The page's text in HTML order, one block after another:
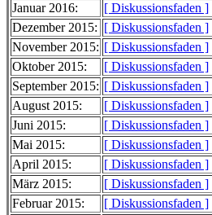
Januar 2016:
[ Diskussionsfaden ]
Dezember 2015: [ Diskussionsfaden ]
November 2015: [ Diskussionsfaden ]
Oktober 2015:
[ Diskussionsfaden ]
September 2015: [ Diskussionsfaden ]
August 2015:
[ Diskussionsfaden ]
Juni 2015:
[ Diskussionsfaden ]
Mai 2015:
[ Diskussionsfaden ]
April 2015:
[ Diskussionsfaden ]
März 2015:
[ Diskussionsfaden ]
Februar 2015:
[ Diskussionsfaden ]